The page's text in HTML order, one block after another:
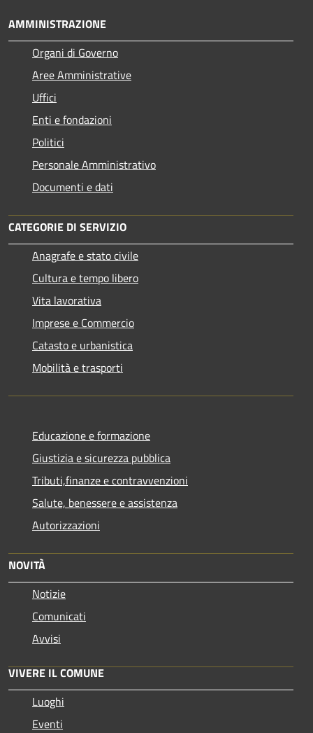
AMMINISTRAZIONE
Organi di Governo
Aree Amministrative
Uffici
Enti e fondazioni
Politici
Personale Amministrativo
Documenti e dati
CATEGORIE DI SERVIZIO
Anagrafe e stato civile
Cultura e tempo libero
Vita lavorativa
Imprese e Commercio
Catasto e urbanistica
Mobilità e trasporti
Educazione e formazione
Giustizia e sicurezza pubblica
Tributi,finanze e contravvenzioni
Salute, benessere e assistenza
Autorizzazioni
NOVITÀ
Notizie
Comunicati
Avvisi
VIVERE IL COMUNE
Luoghi
Eventi